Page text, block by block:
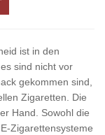
ist in den
sind nicht vor
gekommen sind,
Zigaretten. Die
Hand. Sowohl die
Zigarettensysteme